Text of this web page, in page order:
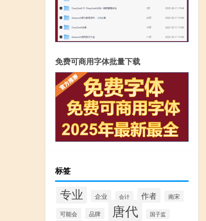
免费可商用字体批量下载
标签
专业 企业 会计 作者 南宋
可能会 品牌 唐代 国子监